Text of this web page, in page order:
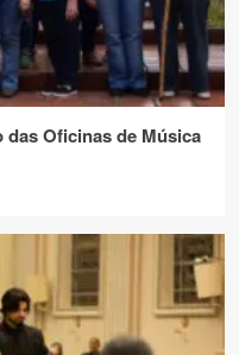
Oficinas de Música